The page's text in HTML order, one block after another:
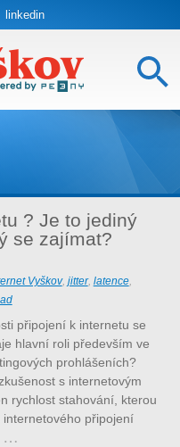
linkedin
? Je to jediný
se zajímat?
Vyškov, jitter, latence,
připojení k internetu se
hlavní roli především ve
prohlášeních?
s internetovým
rychlost stahování, kterou
připojení
…